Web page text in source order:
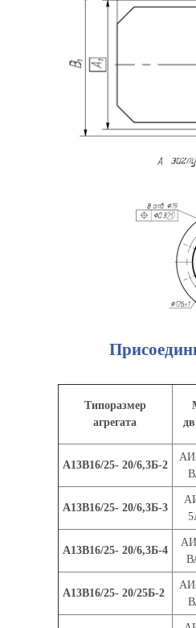
Типоразмер
агрегата
А13В16/25- 20/6,3Б-2
А13В16/25- 20/6,3Б-3
А13В16/25- 20/6,3Б-4
А13В16/25- 20/25Б-2